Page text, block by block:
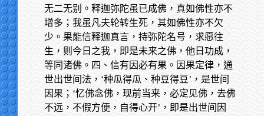
无二无别。释迦弥陀虽已成佛，真如佛性亦不
增多；我虽凡夫轮转生死，其如佛性亦不欠
少。果能信释迦真言，持弥陀名号，求愿往
生，则今日之我，即是未来之佛，他日功成，
等同诸佛。四、信有因必有果。因果定律，通
世出世间法，‘种瓜得瓜、种豆得豆’，是世间
因果；‘忆佛念佛，现前当来，必定见佛，去佛
不远，不假方便，自得心开’，即是出世间因